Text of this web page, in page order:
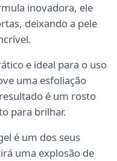
inovadora, ele
deixando a pele
e ideal para o uso
uma esfoliação
é um rosto
para brilhar.
é um dos seus
uma explosão de